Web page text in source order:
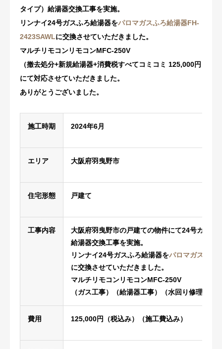
タイプ）給湯器交換工事を実施。
リンナイ24号ガスふろ給湯器をパロマガスふろ給湯器FH-
2423SAWLに交換させていただきました。
マルチリモコンリモコンMFC-250V
（撤去処分+新規給湯器+消費税すべてコミコミ 125,000円
にて対応させていただきました。
ありがとうございました。
施工時期 2024年6月
エリア 大阪府羽曳野市
住宅形態 戸建て
工事内容
大阪府羽曳野市の戸建ての物件にて24号ガスふ
給湯器交換工事を実施。
リンナイ24号ガスふろ給湯器をパロマガスふろ
に交換させていただきました。
マルチリモコンリモコンMFC-250V
（ガス工事）（給湯器工事）（水回り修理）
費用 125,000円（税込み）（施工費込み）
お問い合わせ